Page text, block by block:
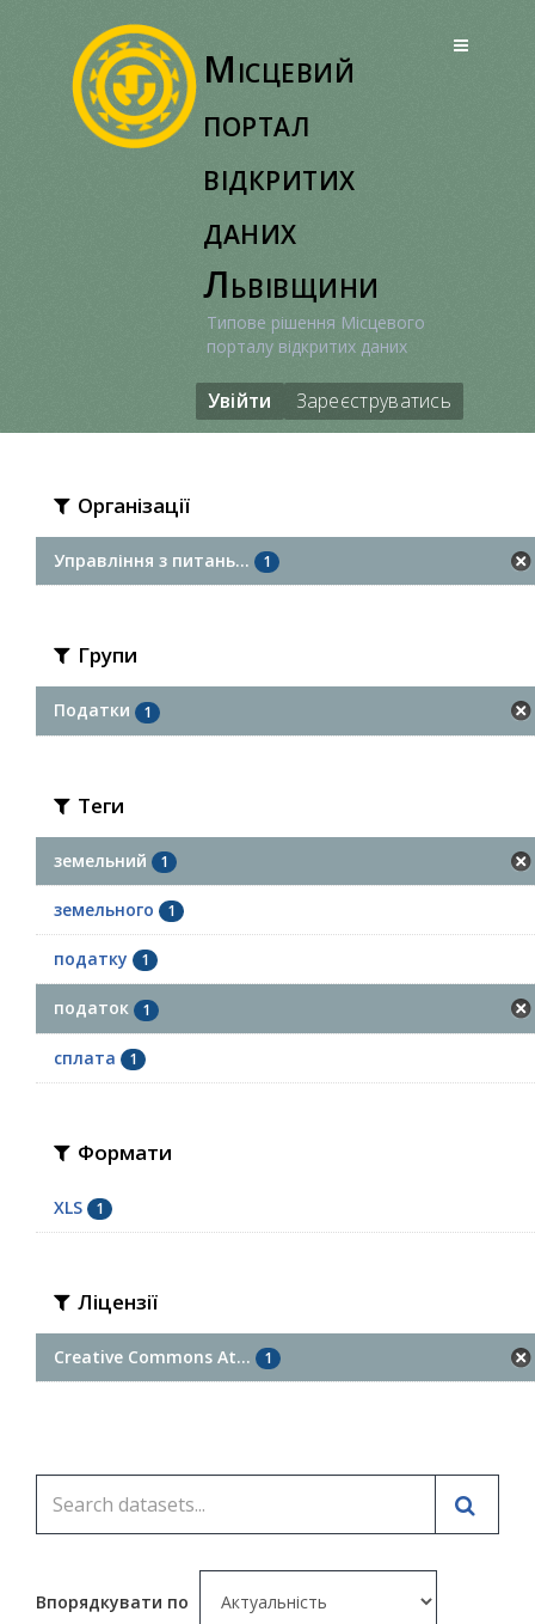
Місцевий
портал
відкритих
даних
Львівщини
Типове рішення Місцевого
порталу відкритих даних
Увійти Зареєструватись
Організації
Управління з питань... 1
Групи
Податки 1
Теги
земельний 1
земельного 1
податку 1
податок 1
сплата 1
Формати
XLS 1
Ліцензії
Creative Commons At... 1
Впорядкувати по